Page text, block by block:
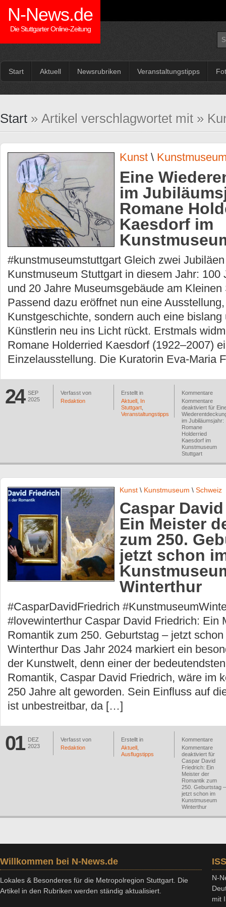
N-News.de
Die Stuttgarter Online-Zeitung
Start Aktuell Newsrubriken Veranstaltungstipps
Start » Artikel verschlagwortet mit »
Kunst \
Eine
im
Romane
Kaesdorf im
#kunstmuseumstuttgart Gleich zwei
Kunstmuseum Stuttgart in diesem Jahr: 100
und 20 Jahre Museumsgebäude am
Passend dazu eröffnet nun eine
Kunstgeschichte, sondern auch eine bislang
Künstlerin neu ins Licht rückt. Erstmals
Romane Holderried Kaesdorf (1922–2007)
Einzelausstellung. Die Kuratorin Eva-Maria
24 SEP
2025
Verfasst von
Redaktion
Erstellt in
Aktuell In
Stuttgart
Veranstaltungstipps
Kommentare
Kommentare
deaktiviert für
im Jubiläumsjahr:
Romane
Holderried
Kaesdorf im
Kunstmuseum
Stuttgart
Kunst \ Kunstmuseum \ Schweiz
Caspar
Ein Meister
zum 250.
jetzt schon
Winterthur
#CasparDavidFriedrich
#lovewinterthur Caspar David Friedrich: Ein
Romantik zum 250. Geburtstag – jetzt
Winterthur Das Jahr 2024 markiert ein
der Kunstwelt, denn einer der
Romantik, Caspar David Friedrich, wäre im
250 Jahre alt geworden. Sein Einfluss auf
ist unbestreitbar, da […]
01
DEZ
2023
Verfasst von
Redaktion
Erstellt in
Aktuell
Ausflugstipps
Kommentare
Kommentare
deaktiviert für
Caspar David
Friedrich: Ein
Meister der
Romantik zum
250. Geburtstag –
jetzt schon im
Kunstmuseum
Winterthur
Willkommen bei N-News.de
Lokales & Besonderes für die Metropolregion Stuttgart. Die
Artikel in den Rubriken werden ständig aktualisiert.
N-
mit